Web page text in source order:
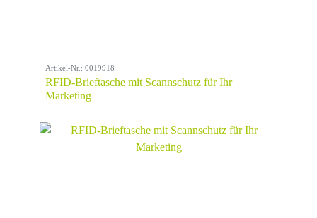
Artikel-Nr.: 0019918
RFID-Brieftasche mit Scannschutz für Ihr
Marketing